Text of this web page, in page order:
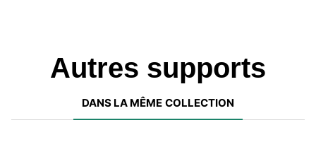
Autres supports
DANS LA MÊME COLLECTION